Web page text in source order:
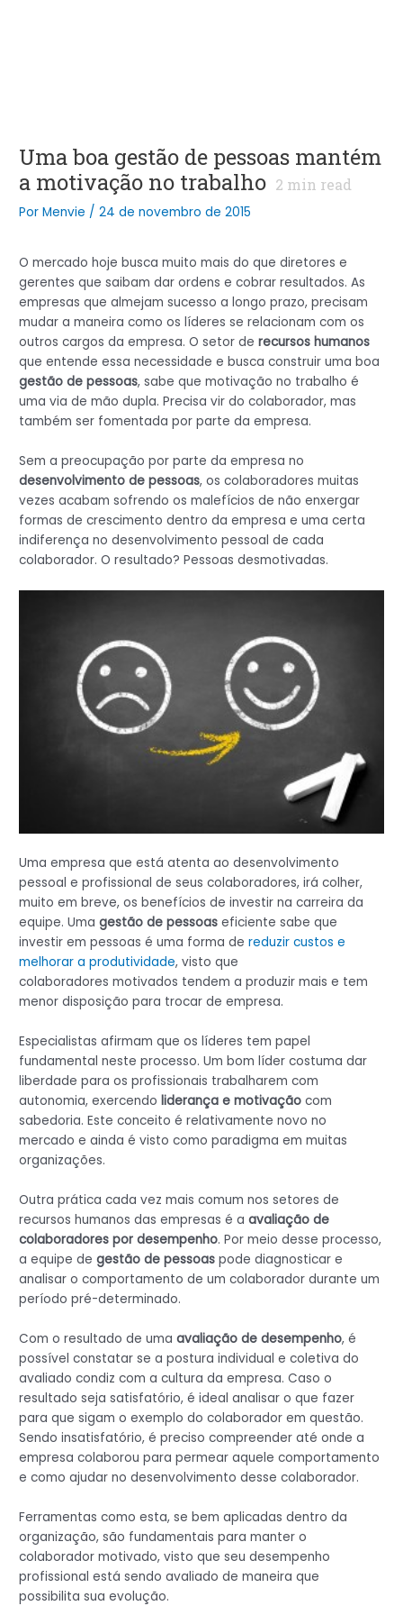
Uma boa gestão de pessoas mantém
a motivação no trabalho 2 min read
PorMenvie /24 de novembro de 2015
O mercado hoje busca muito mais do que diretores e
gerentes que saibam dar ordens e cobrar resultados. As
empresas que almejam sucesso a longo prazo, precisam
mudar a maneira como os líderes se relacionam com os
outros cargos da empresa. O setor derecursos humanos
que entende essa necessidade e busca construir uma boa
gestão de pessoas, sabe que motivação no trabalho é
uma via de mão dupla. Precisa vir do colaborador, mas
também ser fomentada por parte da empresa.
Sem a preocupação por parte da empresa no
desenvolvimento de pessoas, os colaboradores muitas
vezes acabam sofrendo os malefícios de não enxergar
formas de crescimento dentro da empresa e uma certa
indiferença no desenvolvimento pessoal de cada
colaborador. O resultado? Pessoas desmotivadas.
Uma empresa que está atenta ao desenvolvimento
pessoal e profissional de seus colaboradores, irá colher,
muito em breve, os benefícios de investir na carreira da
equipe. Umagestão de pessoas eficiente sabe que
investir em pessoas é uma forma dereduzir custos e
melhorar a produtividade, visto que
colaboradores motivados tendem a produzir mais e tem
menor disposição para trocar de empresa.
Especialistas afirmam que os líderes tem papel
fundamental neste processo. Um bom líder costuma dar
liberdade para os profissionais trabalharem com
autonomia, exercendoliderança e motivação com
sabedoria. Este conceito é relativamente novo no
mercado e ainda é visto como paradigma em muitas
organizações.
Outra prática cada vez mais comum nos setores de
recursos humanos das empresas é aavaliação de
colaboradores por desempenho. Por meio desse processo,
a equipe degestão de pessoas pode diagnosticar e
analisar o comportamento de um colaborador durante um
período pré-determinado.
Com o resultado de umaavaliação de desempenho, é
possível constatar se a postura individual e coletiva do
avaliado condiz com a cultura da empresa. Caso o
resultado seja satisfatório, é ideal analisar o que fazer
para que sigam o exemplo do colaborador em questão.
Sendo insatisfatório, é preciso compreender até onde a
empresa colaborou para permear aquele comportamento
e como ajudar no desenvolvimento desse colaborador.
Ferramentas como esta, se bem aplicadas dentro da
organização, são fundamentais para manter o
colaborador motivado, visto que seu desempenho
profissional está sendo avaliado de maneira que
possibilita sua evolução.